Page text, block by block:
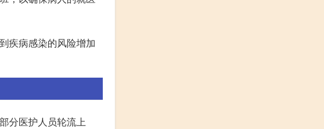
疾病感染的风险增加
分医护人员轮流上